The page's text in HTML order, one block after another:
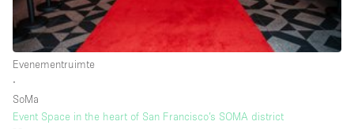
Unieke ruimte
Vergaderruimte
Vrachtwagen
Winkelruimte in winkelcentrum
Evenementruimte
∙
SoMa
Event Space in the heart of San Francisco’s SOMA district